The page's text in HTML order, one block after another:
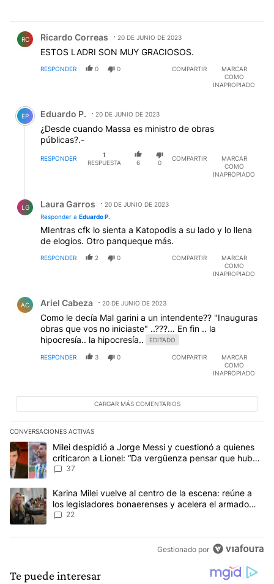
RC Ricardo Correas 20 DE JUNIO DE 2023
ESTOS LADRI SON MUY GRACIOSOS.
RESPONDER 0 0 COMPARTIR
MARCAR
COMO
INAPROPIADO
Comentario de Eduardo P..
EP Eduardo P. 20 DE JUNIO DE 2023
¿Desde cuando Massa es ministro de obras
públicas?.-
RESPONDER
1
RESPUESTA
6 0
COMPARTIR
MARCAR
COMO
INAPROPIADO
LG Laura Garros
20 DE JUNIO DE 2023
Responder a Eduardo P.
MIentras cfk lo sienta a Katopodis a su lado y lo llena
de elogios. Otro panqueque más.
RESPONDER 2 0 COMPARTIR
MARCAR
COMO
INAPROPIADO
AC Ariel Cabeza 20 DE JUNIO DE 2023
Como le decía Mal garini a un intendente?? "Inauguras
obras que vos no iniciaste" ..???... En fin .. la
hipocresía.. la hipocresía..
EDITADO
RESPONDER 3 0 COMPARTIR
MARCAR
COMO
INAPROPIADO
CARGAR MÁS COMENTARIOS
CONVERSACIONES ACTIVAS
Este listado muestra los artículos con más comentarios en los
Un artículo de tendencia con el título "Milei despidió a Jorge
Milei despidió a Jorge Messi y cuestionó a quienes
criticaron a Lionel: “Da vergüenza pensar que hubo
anti-Messi”
37
Un artículo de tendencia con el título "Karina Milei vuelve al
Karina Milei vuelve al centro de la escena: reúne a
los legisladores bonaerenses y acelera el armado
para 2027
22
Gestionado por